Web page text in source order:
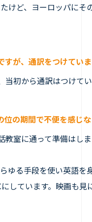
けど、ヨーロッパに
が、通訳をつけてい
初から通訳はつけてい
位の期間で不便を感じ
教室に通って準備はし
ゆる手段を使い英語を
しています。映画も